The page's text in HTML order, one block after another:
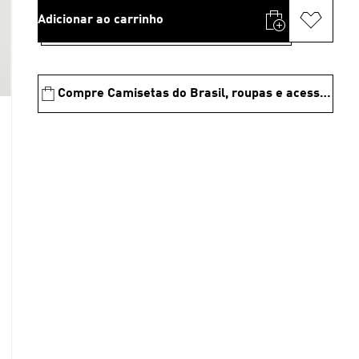
Adicionar ao carrinho
Compre Camisetas do Brasil, roupas e acessórios